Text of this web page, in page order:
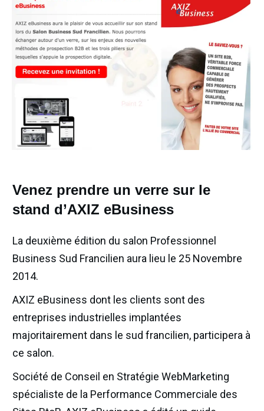
Venez prendre un verre sur le
stand d’AXIZ eBusiness
La deuxième édition du salon Professionnel
Business Sud Francilien aura lieu le 25 Novembre
2014.
AXIZ eBusiness dont les clients sont des
entreprises industrielles implantées
majoritairement dans le sud francilien, participera à
ce salon.
Société de Conseil en Stratégie WebMarketing
spécialiste de la Performance Commerciale des